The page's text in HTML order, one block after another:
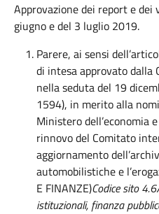
Approvazione dei report e dei
giugno e del 3 luglio 2019.
Parere, ai sensi
di intesa approvato dalla
nella seduta del 19
1594), in merito alla
Ministero dell’economia
rinnovo del Comitato
aggiornamento
automobilistiche e
E FINANZE)Codice sito
istituzionali, finanza